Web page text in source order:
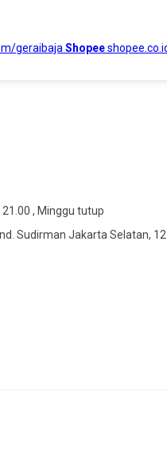
geraibaja Shopee
, Minggu tutup
Sudirman Jakarta Selatan,